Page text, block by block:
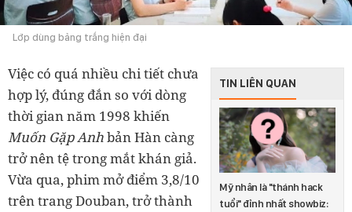
Lớp dùng bảng trắng hiện đại
TIN LIÊN QUAN
Mỹ nhân là "thánh hack
tuổi" đỉnh nhất showbiz:
Việc có quá nhiều chi tiết chưa
hợp lý, đúng đắn so với dòng
thời gian năm 1998 khiến
Muốn Gặp Anhbản Hàn càng
trở nên tệ trong mắt khán giả.
Vừa qua, phim mở điểm 3,8/10
trên trang Douban, trở thành